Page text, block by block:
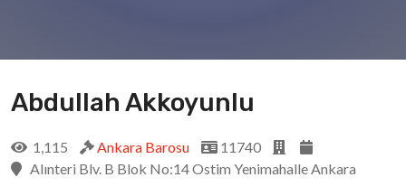
Abdullah Akkoyunlu
1,115 Ankara Barosu
11740
Alınteri Blv. B Blok No:14 Ostim Yenimahalle Ankara